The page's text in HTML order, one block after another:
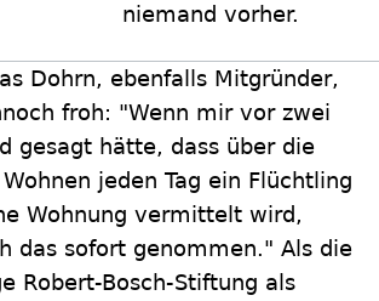
niemand vorher.
Dohrn, ebenfalls Mitgründer,
froh: "Wenn mir vor zwei
gesagt hätte, dass über die
jeden Tag ein Flüchtling
Wohnung vermittelt wird,
das sofort genommen." Als die
Robert-Bosch-Stiftung als